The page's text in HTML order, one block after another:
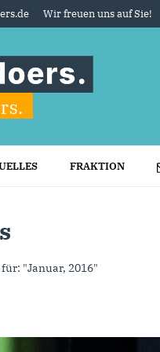
Wir freuen uns auf Sie!
FRAKTION
"Januar, 2016"